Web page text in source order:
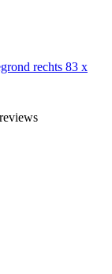
rechts 83 x